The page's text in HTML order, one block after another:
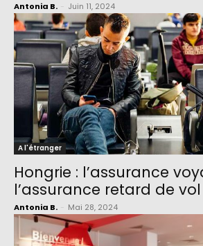
Antonia B. Juin 11, 2024
A l'étranger
Hongrie : l’assurance
l’assurance retard de vol
Antonia B. Mai 28, 2024